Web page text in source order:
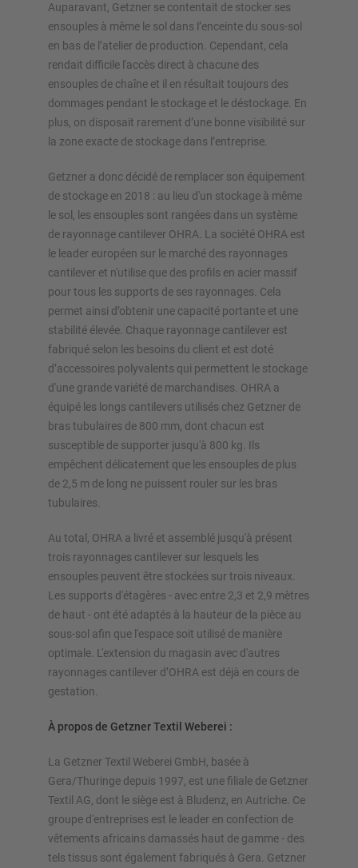
Auparavant, Getzner se contentait de stocker ses
ensouples à même le sol dans l’enceinte du sous-sol
en bas de l’atelier de production. Cependant, cela
rendait difficile l'accès direct à chacune des
ensouples de chaîne et il en résultait toujours des
dommages pendant le stockage et le déstockage. En
plus, on disposait rarement d’une bonne visibilité sur
la zone exacte de stockage dans l’entreprise.
Getzner a donc décidé de remplacer son équipement
de stockage en 2018 : au lieu d'un stockage à même
le sol, les ensouples sont rangées dans un système
de rayonnage cantilever OHRA. La société OHRA est
le leader européen sur le marché des rayonnages
cantilever et n'utilise que des profils en acier massif
pour tous les supports de ses rayonnages. Cela
permet ainsi d’obtenir une capacité portante et une
stabilité élevée. Chaque rayonnage cantilever est
fabriqué selon les besoins du client et est doté
d’accessoires polyvalents qui permettent le stockage
d'une grande variété de marchandises. OHRA a
équipé les longs cantilevers utilisés chez Getzner de
bras tubulaires de 800 mm, dont chacun est
susceptible de supporter jusqu'à 800 kg. Ils
empêchent délicatement que les ensouples de plus
de 2,5 m de long ne puissent rouler sur les bras
tubulaires.
Au total, OHRA a livré et assemblé jusqu'à présent
trois rayonnages cantilever sur lesquels les
ensouples peuvent être stockées sur trois niveaux.
Les supports d'étagères - avec entre 2,3 et 2,9 mètres
de haut - ont été adaptés à la hauteur de la pièce au
sous-sol afin que l'espace soit utilisé de manière
optimale. L'extension du magasin avec d'autres
rayonnages cantilever d’OHRA est déjà en cours de
gestation.
À propos de Getzner Textil Weberei :
La Getzner Textil Weberei GmbH, basée à
Gera/Thuringe depuis 1997, est une filiale de Getzner
Textil AG, dont le siège est à Bludenz, en Autriche. Ce
groupe d'entreprises est le leader en confection de
vêtements africains damassés haut de gamme - des
tels tissus sont également fabriqués à Gera. Getzner